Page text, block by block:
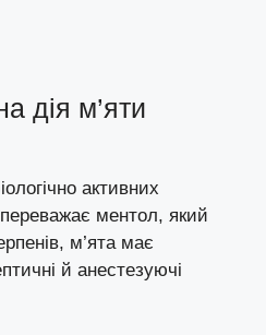
дія м’яти
активних
ментол, який
м’ята має
й анестезуючі